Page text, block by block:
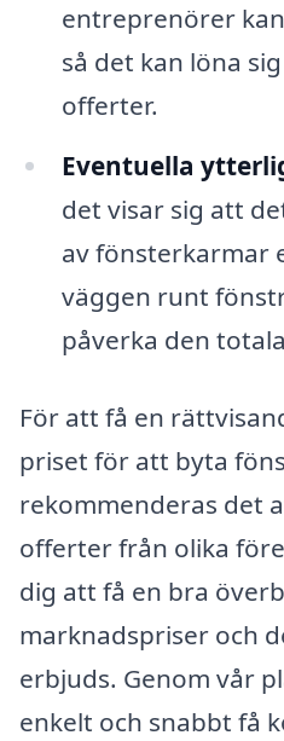
entreprenörer
så det kan löna
offerter.
Eventuella
det visar sig att
av fönsterkarmar
väggen runt
påverka den
För att få en
priset för att byta
rekommenderas det
offerter från olika
dig att få en bra
marknadspriser och
erbjuds. Genom vår
enkelt och snabbt få